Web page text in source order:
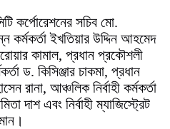
কর্পোরেশনের সচিব মো.
ইখতিয়ার উদ্দিন আহমেদ
কামাল, প্রধান প্রকৌশলী
ড. কিসিঞ্জার চাকমা, প্রধান
রানা, আঞ্চলিক নির্বাহী কর্মকর্তা
দাশ এবং নির্বাহী ম্যাজিস্ট্রেট